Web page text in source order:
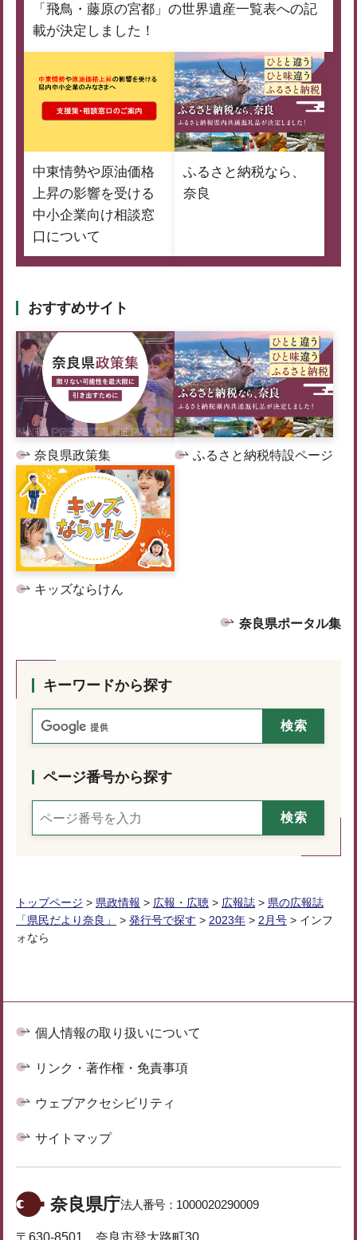
「飛鳥・藤原の宮都」の世界遺産一覧表への記
載が決定しました！
中東情勢や原油価格
上昇の影響を受ける
中小企業向け相談窓
口について
ふるさと納税なら、
奈良
おすすめサイト
奈良県政策集 ふるさと納税特設ページ
キッズならけん
奈良県ポータル集
キーワードから探す
ページ番号から探す
トップページ > 県政情報 > 広報・広聴 > 広報誌 > 県の広報誌
「県民だより奈良」
> 発行号で探す > 2023年 > 2月号 > インフ
ォなら
個人情報の取り扱いについて
リンク・著作権・免責事項
ウェブアクセシビリティ
サイトマップ
奈良県庁法人番号： 1000020290009
〒630-8501 奈良市登大路町30